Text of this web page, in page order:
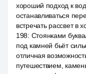
хороший подход к
останавливаться
встречать рассвет в
198: Стоянками
под камней бьёт
отличная
путешествием,